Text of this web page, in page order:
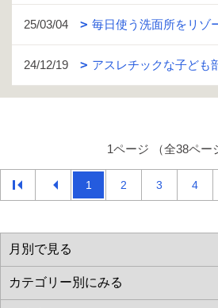
25/03/04 毎日使う洗面所をリゾ
24/12/19 アスレチックな子ども
1ページ （全38ペー
1 2 3 4